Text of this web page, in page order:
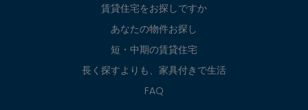
賃貸住宅をお探しですか
あなたの物件お探し
短・中期の賃貸住宅
長く探すよりも、家具付きで生活
FAQ